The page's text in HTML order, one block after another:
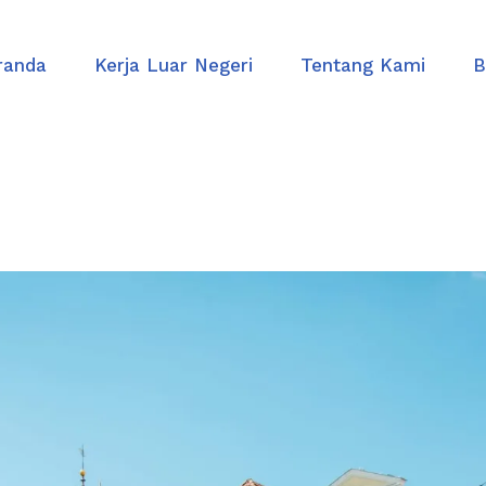
Kerja Luar Negeri Tentang Kami